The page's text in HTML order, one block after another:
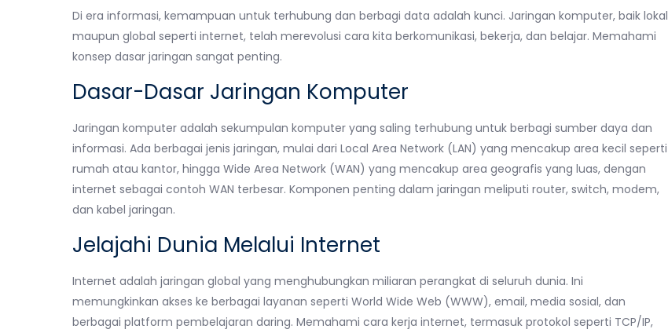
Di era informasi, kemampuan untuk terhubung dan berbagi data adalah kunci. Jaringan komputer, baik lokal
maupun global seperti internet, telah merevolusi cara kita berkomunikasi, bekerja, dan belajar. Memahami
konsep dasar jaringan sangat penting.
Dasar-Dasar Jaringan Komputer
Jaringan komputer adalah sekumpulan komputer yang saling terhubung untuk berbagi sumber daya dan
informasi. Ada berbagai jenis jaringan, mulai dari Local Area Network (LAN) yang mencakup area kecil seperti
rumah atau kantor, hingga Wide Area Network (WAN) yang mencakup area geografis yang luas, dengan
internet sebagai contoh WAN terbesar. Komponen penting dalam jaringan meliputi router, switch, modem,
dan kabel jaringan.
Jelajahi Dunia Melalui Internet
Internet adalah jaringan global yang menghubungkan miliaran perangkat di seluruh dunia. Ini
memungkinkan akses ke berbagai layanan seperti World Wide Web (WWW), email, media sosial, dan
berbagai platform pembelajaran daring. Memahami cara kerja internet, termasuk protokol seperti TCP/IP,